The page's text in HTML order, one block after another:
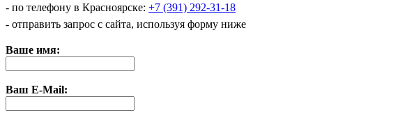
- по телефону в Красноярске: +7 (391) 292-31-18
- отправить запрос с сайта, используя форму ниже
Ваше имя:
Ваш E-Mail: